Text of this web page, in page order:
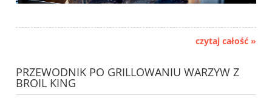
czytaj całość »
PRZEWODNIK PO GRILLOWANIU WARZYW Z
BROIL KING